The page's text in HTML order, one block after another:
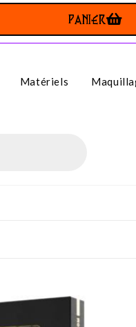
PANIER
Matériels